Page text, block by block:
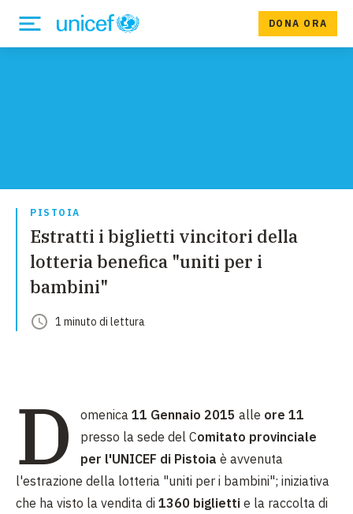
DONA ORA
PISTOIA
Estratti i biglietti vincitori della
lotteria benefica "uniti per i
bambini"
1 minuto di lettura
D omenica 11 Gennaio 2015 alle ore 11
presso la sede del Comitato provinciale
per l'UNICEF di Pistoia è avvenuta
l'estrazione della lotteria "uniti per i bambini"; iniziativa
che ha visto la vendita di 1360 biglietti e la raccolta di